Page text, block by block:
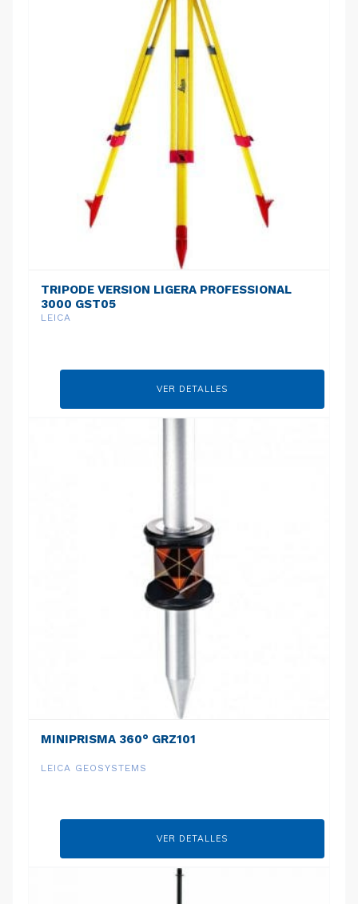
TRIPODE VERSION LIGERA PROFESSIONAL
3000 GST05
LEICA
VER DETALLES
MINIPRISMA 360° GRZ101
LEICA GEOSYSTEMS
VER DETALLES